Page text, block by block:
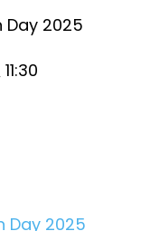
Day 2025
Day 2025